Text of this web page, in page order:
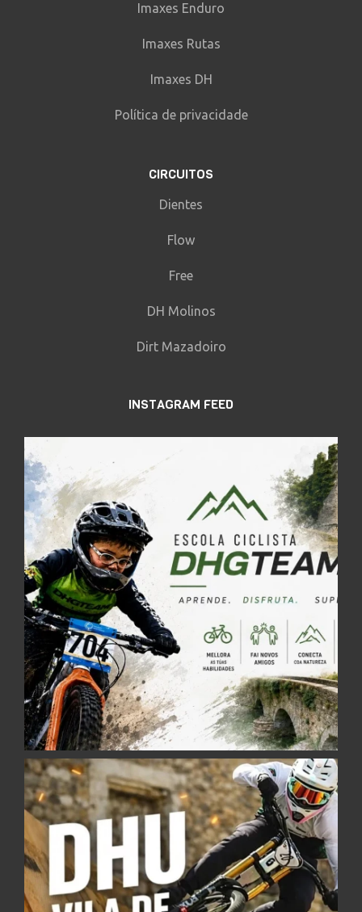
Imaxes Enduro
Imaxes Rutas
Imaxes DH
Política de privacidade
CIRCUITOS
Dientes
Flow
Free
DH Molinos
Dirt Mazadoiro
INSTAGRAM FEED